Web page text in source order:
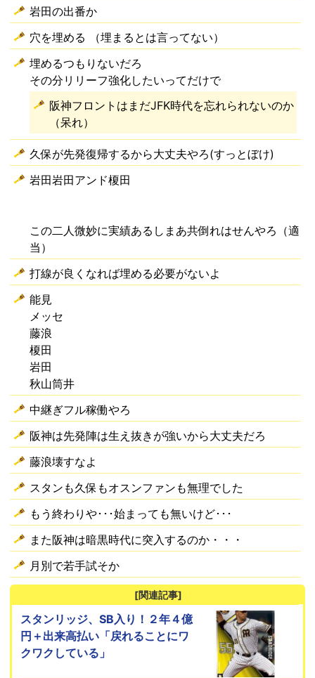
岩田の出番か
穴を埋める （埋まるとは言ってない）
埋めるつもりないだろ
その分リリーフ強化したいってだけで
阪神フロントはまだJFK時代を忘れられないのか
（呆れ）
久保が先発復帰するから大丈夫やろ(すっとぼけ)
岩田岩田アンド榎田
この二人微妙に実績あるしまあ共倒れはせんやろ（適
当）
打線が良くなれば埋める必要がないよ
能見
メッセ
藤浪
榎田
岩田
秋山筒井
中継ぎフル稼働やろ
阪神は先発陣は生え抜きが強いから大丈夫だろ
藤浪壊すなよ
スタンも久保もオスンファンも無理でした
もう終わりや･･･始まっても無いけど･･･
また阪神は暗黒時代に突入するのか・・・
月別で若手試そか
[関連記事]
スタンリッジ、SB入り！２年４億
円＋出来高払い「戻れることにワ
クワクしている」